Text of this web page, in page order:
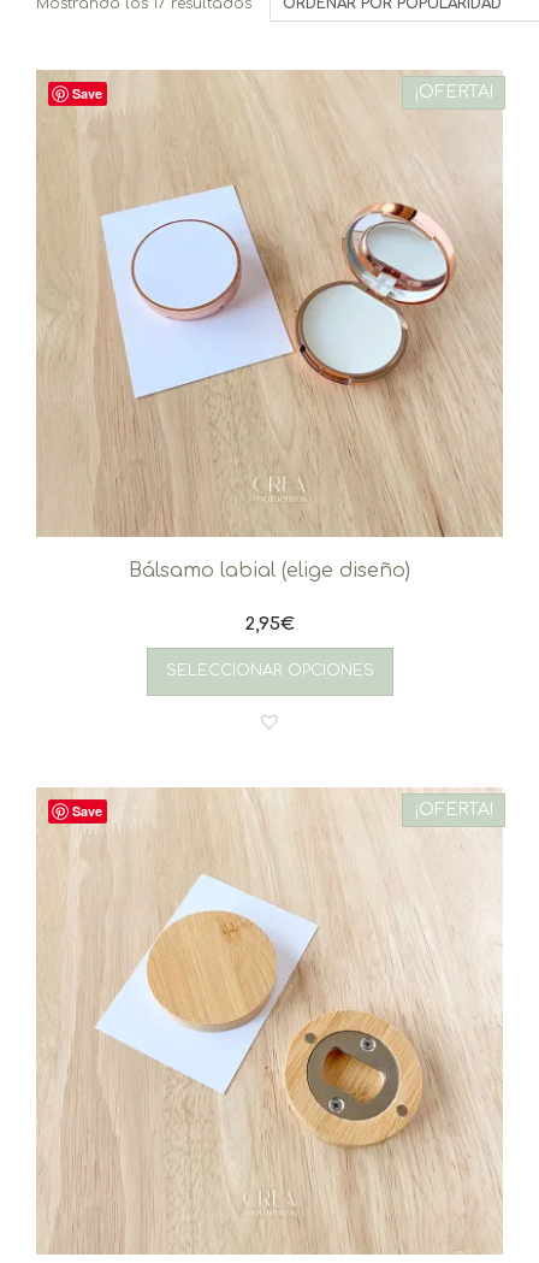
Mostrando los 17 resultados
por
Save ¡OFERTA!
Bálsamo labial (elige diseño)
2,95€
SELECCIONAR OPCIONES
Save ¡OFERTA!